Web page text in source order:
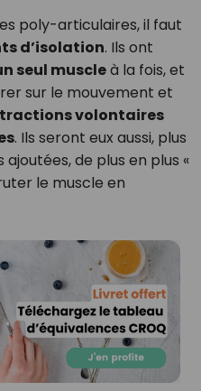
poly-articulaires, il faut
d’isolation. Ils ont
seul muscleà la fois, et
sur le mouvement et
volontaires
. Ils seront eux aussi, plus
de plus en plus «
le muscle en